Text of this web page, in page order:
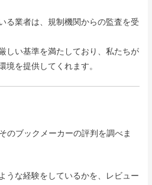
る業者は、規制機関からの監査を受
しい基準を満たしており、私たちが
境を提供してくれます。
のブックメーカーの評判を調べま
うな経験をしているかを、レビュー